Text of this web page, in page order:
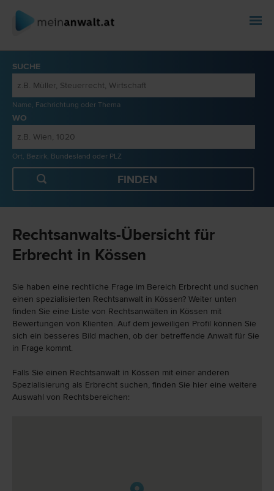
SUCHE
Name, Fachrichtung oder Thema
WO
Ort, Bezirk, Bundesland oder PLZ
Rechtsanwalts-Übersicht für
Erbrecht in Kössen
Sie haben eine rechtliche Frage im Bereich Erbrecht und suchen
einen spezialisierten Rechtsanwalt in Kössen? Weiter unten
finden Sie eine Liste von Rechtsanwälten in Kössen mit
Bewertungen von Klienten. Auf dem jeweiligen Profil können Sie
sich ein besseres Bild machen, ob der betreffende Anwalt für Sie
in Frage kommt.
Falls Sie einen Rechtsanwalt in Kössen mit einer anderen
Spezialisierung als Erbrecht suchen, finden Sie hier eine weitere
Auswahl von Rechtsbereichen: